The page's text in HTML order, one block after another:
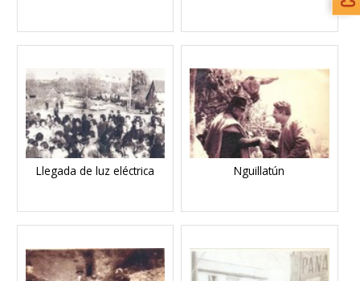
Llegada de luz eléctrica Nguillatún